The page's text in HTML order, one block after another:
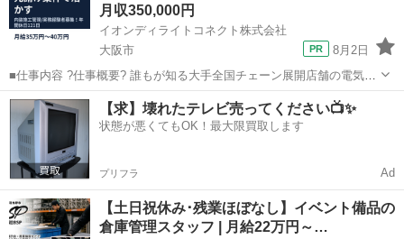
月収350,000円
イオンディライトコネクト株式会社
大阪市
8月2日
■仕事内容 ?仕事概要? 誰もが知る大手全国チェーン展開店舗の電気施
工管理をお任せします。 元請けとして、顧客の要望をダイレクトに形
にする醍醐味を味わえます 。 ?仕事内容? 【業務詳細】 ・顧客との打
ち合わ...
大阪 大阪市 土木 未経験
【求】壊れたテレビ売ってください📺✨
状態が悪くてもOK！最大限買取します
プリフラ Ad
【土日祝休み･残業ほぼなし】イベント備品の
倉庫管理スタッフ | 月給22万円～…